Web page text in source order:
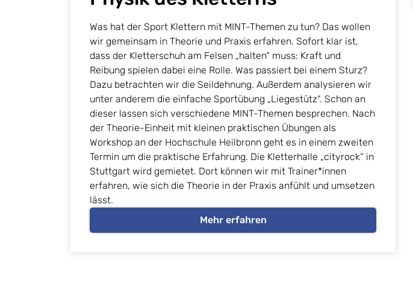
Was hat der Sport Klettern mit MINT-Themen zu tun? Das wollen
wir gemeinsam in Theorie und Praxis erfahren. Sofort klar ist,
dass der Kletterschuh am Felsen „halten“ muss: Kraft und
Reibung spielen dabei eine Rolle. Was passiert bei einem Sturz?
Dazu betrachten wir die Seildehnung. Außerdem analysieren wir
unter anderem die einfache Sportübung „Liegestütz“. Schon an
dieser lassen sich verschiedene MINT-Themen besprechen. Nach
der Theorie-Einheit mit kleinen praktischen Übungen als
Workshop an der Hochschule Heilbronn geht es in einem zweiten
Termin um die praktische Erfahrung. Die Kletterhalle „cityrock“ in
Stuttgart wird gemietet. Dort können wir mit Trainer*innen
erfahren, wie sich die Theorie in der Praxis anfühlt und umsetzen
lässt.
Mehr erfahren